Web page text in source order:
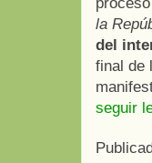
la
del
final de
seguir